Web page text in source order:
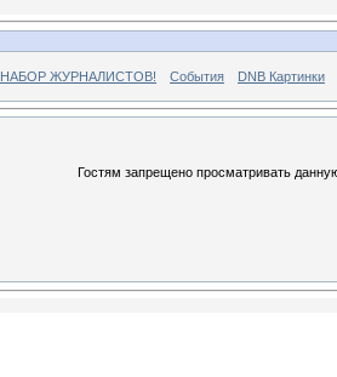
НАБОР ЖУРНАЛИСТОВ! События DNB Картинки
Гостям запрещено просматривать